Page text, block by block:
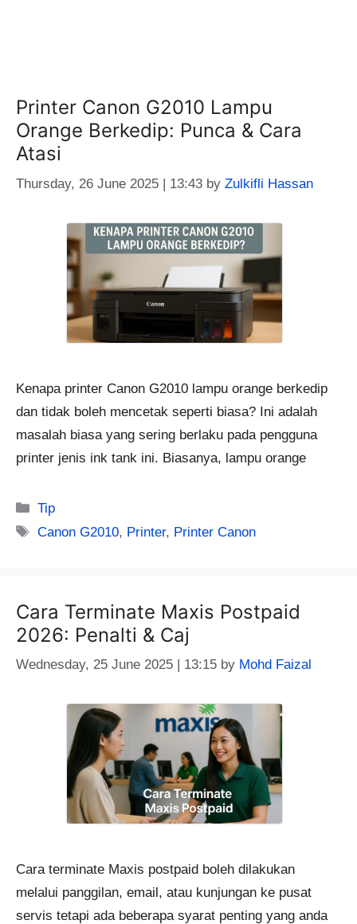
Printer Canon G2010 Lampu
Orange Berkedip: Punca & Cara
Atasi
Thursday, 26 June 2025 | 13:43 by Zulkifli Hassan
Kenapa printer Canon G2010 lampu orange berkedip
dan tidak boleh mencetak seperti biasa? Ini adalah
masalah biasa yang sering berlaku pada pengguna
printer jenis ink tank ini. Biasanya, lampu orange
Categories
Tip
Tags
Canon G2010, Printer, Printer Canon
Cara Terminate Maxis Postpaid
2026: Penalti & Caj
Wednesday, 25 June 2025 | 13:15 by Mohd Faizal
Cara terminate Maxis postpaid boleh dilakukan
melalui panggilan, email, atau kunjungan ke pusat
servis tetapi ada beberapa syarat penting yang anda